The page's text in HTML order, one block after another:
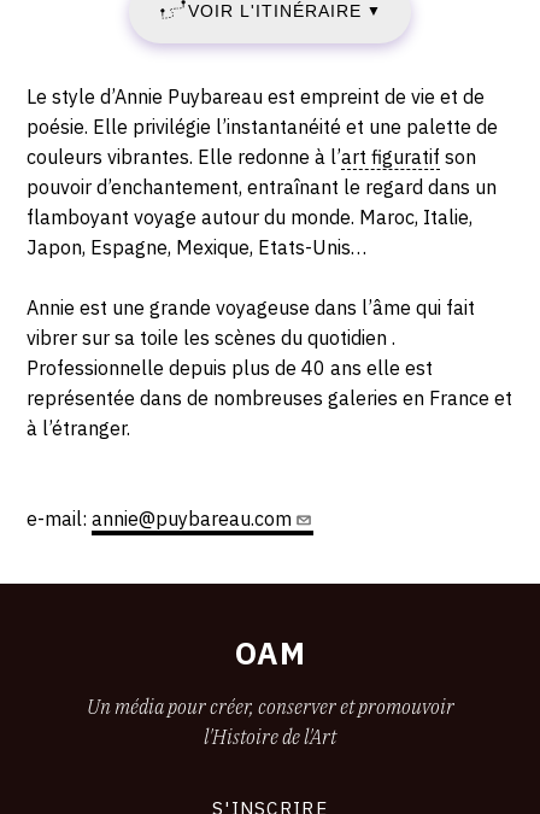
2022
-
DIMANCHE
13
NOVEMBRE
2022
Place
du
marché
Notre
Dame,
78000
Versailles
VOIR L'ITINÉRAIRE ▼
Description,
horaires...
Le style d’Annie Puybareau est empreint de vie et de
poésie. Elle privilégie l’instantanéité et une palette de
couleurs vibrantes. Elle redonne à l’art figuratif son
pouvoir d’enchantement, entraînant le regard dans un
flamboyant voyage autour du monde. Maroc, Italie,
Japon, Espagne, Mexique, Etats-Unis…
Annie est une grande voyageuse dans l’âme qui fait
vibrer sur sa toile les scènes du quotidien .
Professionnelle depuis plus de 40 ans elle est
représentée dans de nombreuses galeries en France et
à l’étranger.
e-mail:annie@puybareau.com
OAM
Un média pour créer, conserver et promouvoir
l'Histoire de l'Art
S'INSCRIRE